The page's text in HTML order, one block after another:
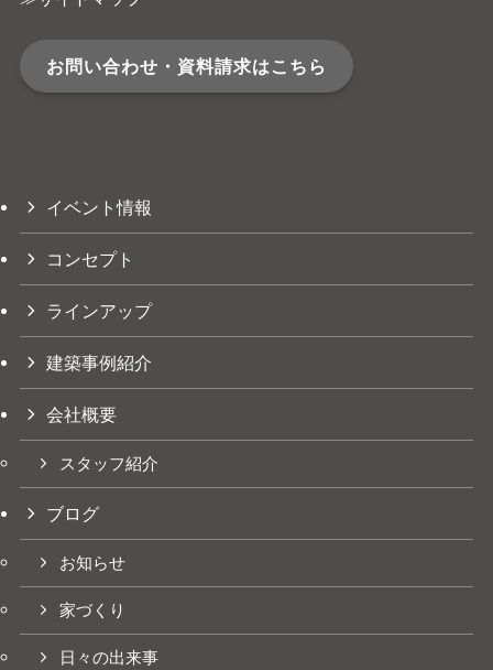
お問い合わせ・資料請求はこちら
イベント情報
コンセプト
ラインアップ
建築事例紹介
会社概要
スタッフ紹介
ブログ
お知らせ
家づくり
日々の出来事